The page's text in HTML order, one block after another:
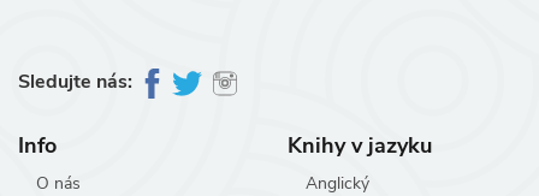
Sledujte nás:
Info
O nás
Knihy v jazyku
Anglický